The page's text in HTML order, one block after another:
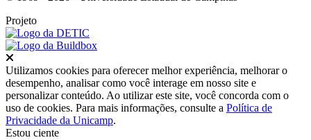
Projeto
Utilizamos cookies para oferecer melhor experiência, melhorar o
desempenho, analisar como você interage em nosso site e
personalizar conteúdo. Ao utilizar este site, você concorda com o
uso de cookies. Para mais informações, consulte a Política de
Privacidade da Unicamp.
Estou ciente